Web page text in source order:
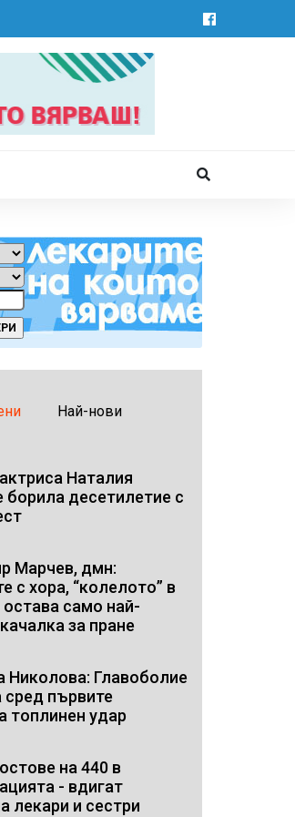
Най-нови
Наталия
борила десетилетие с
Марчев, дмн:
с хора, “колелото” в
само най-
за пране
Николова: Главоболие
сред първите
топлинен удар
на 440 в
- вдигат
лекари и сестри